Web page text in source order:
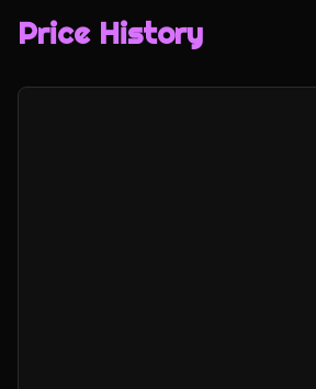
Price History